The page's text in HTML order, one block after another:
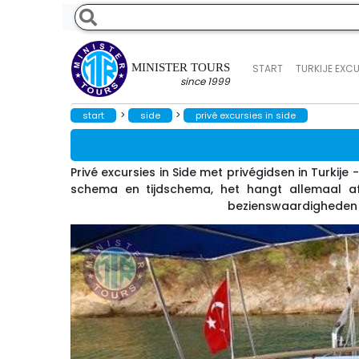
MINISTER TOURS
since 1999
START TURKIJE
start > side > privé excursies in side
Privé excursies in Side met privégidsen in
schema en tijdschema, het hangt allemaal